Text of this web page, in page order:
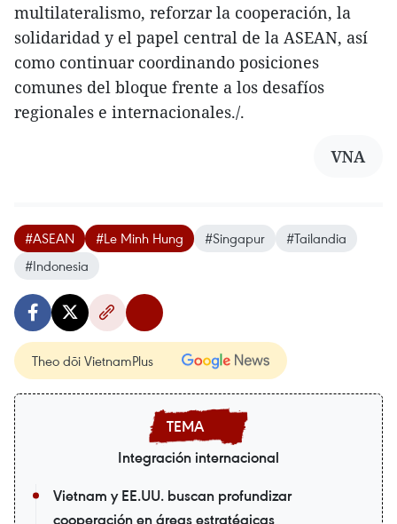
multilateralismo, reforzar la cooperación, la
solidaridad y el papel central de la ASEAN, así
como continuar coordinando posiciones
comunes del bloque frente a los desafíos
regionales e internacionales./.​
VNA
#ASEAN #Le Minh Hung #Singapur
#Tailandia
#Indonesia
Theo dõi VietnamPlus
Integración internacional
Vietnam y EE.UU. buscan profundizar
cooperación en áreas estratégicas